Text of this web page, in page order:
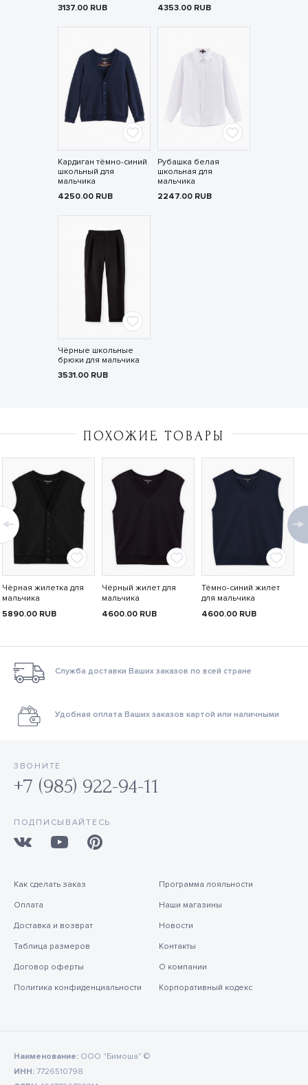
3137.00 RUB
4353.00 RUB
Кардиган тёмно-синий
школьный для
мальчика
4250.00 RUB
Рубашка белая
школьная для
мальчика
2247.00 RUB
Чёрные школьные
брюки для мальчика
3531.00 RUB
ПОХОЖИЕ ТОВАРЫ
Чёрная жилетка для
мальчика
5890.00 RUB
Чёрный жилет для
мальчика
4600.00 RUB
Тёмно-синий жилет
для мальчика
4600.00 RUB
Служба доставки Ваших заказов по всей стране
Удобная оплата Ваших заказов картой или наличными
ЗВОНИТЕ
+7 (985) 922-94-11
ПОДПИСЫВАЙТЕСЬ
Как сделать заказ
Оплата
Доставка и возврат
Таблица размеров
Договор оферты
Политика конфиденциальности
Программа лояльности
Наши магазины
Новости
Контакты
О компании
Корпоративный кодекс
Наименование: ООО "Бимоша" ©
ИНН: 7726510798